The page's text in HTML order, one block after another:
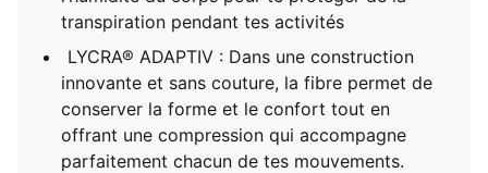
transpiration pendant tes activités
LYCRA® ADAPTIV : Dans une construction
innovante et sans couture, la fibre permet de
conserver la forme et le confort tout en
offrant une compression qui accompagne
parfaitement chacun de tes mouvements.